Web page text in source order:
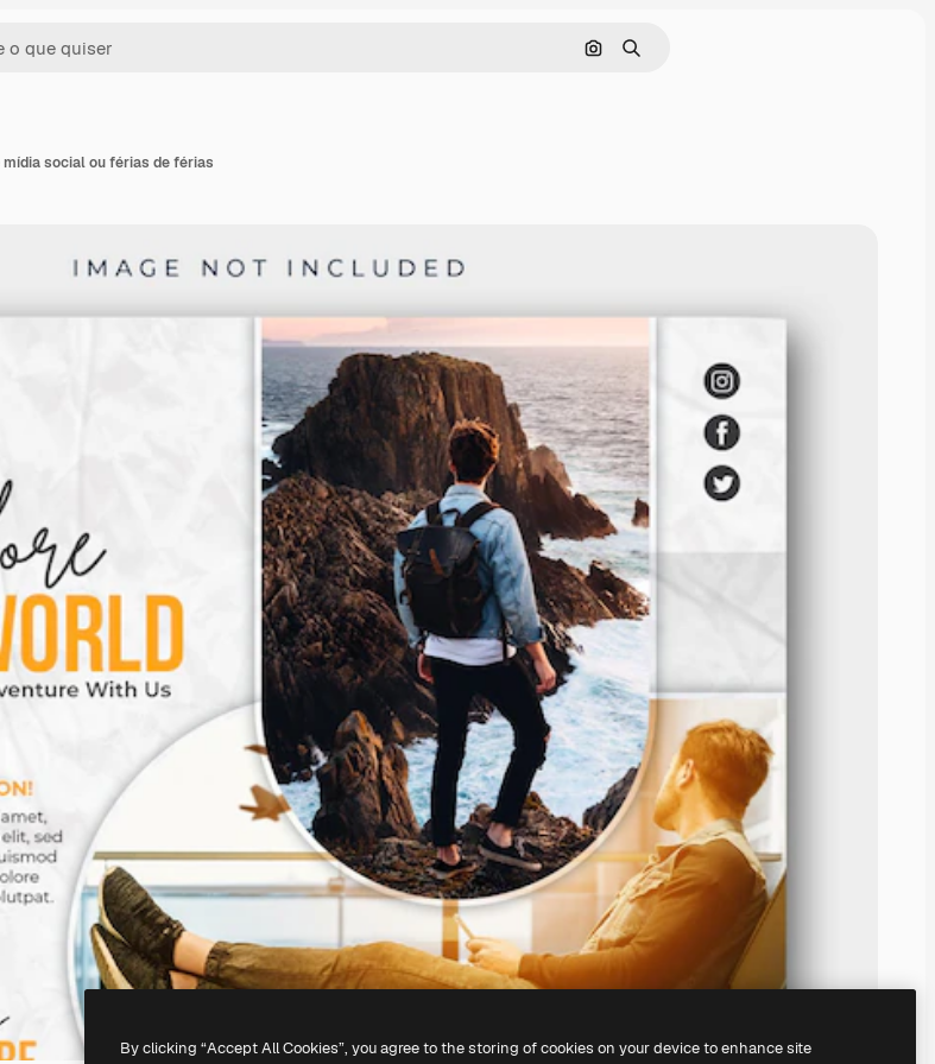
Pesquisar por imagem
Buscar
social ou férias de férias
By clicking “Accept All Cookies”, you agree to the storing of cookies on your device to enhance site